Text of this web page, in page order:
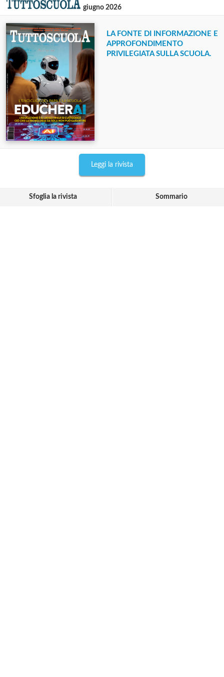
giugno 2026
LA FONTE DI INFORMAZIONE E
APPROFONDIMENTO
PRIVILEGIATA SULLA SCUOLA.
Leggi la rivista
Sfoglia la rivista Sommario